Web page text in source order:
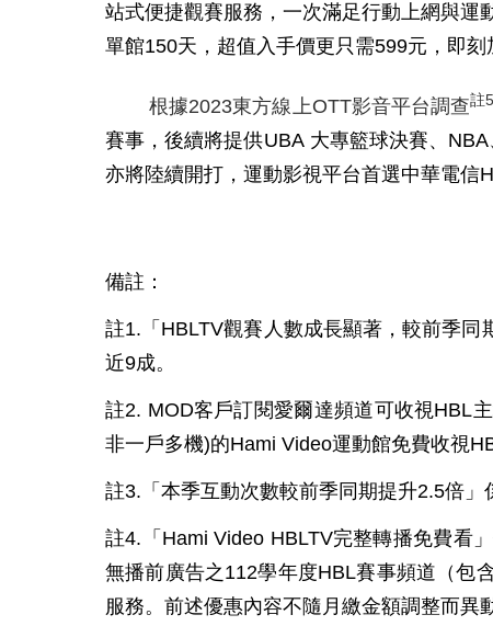
站式便捷觀賽服務，一次滿足行動上網與運
單館150天，超值入手價更只需599元，即刻
根據2023東方線上OTT影音平台調查註5
賽事，後續將提供UBA 大專籃球決賽、
亦將陸續開打，運動影視平台首選中華電信
備註：
註1. 「 HBLTV觀賽人數成長顯著，較前季同
近9成。
註2. MOD客戶訂閱愛爾達頻道可收視HBL
非一戶多機)的Hami Video運動館免費收視
註3. 「本季互動次數較前季同期提升2.5倍」
註4. 「 Hami Video HBLTV完整轉播免費看
無播前廣告之 112學年度HBL賽事頻道（包
服務。前述優惠內容不隨月繳金額調整而異